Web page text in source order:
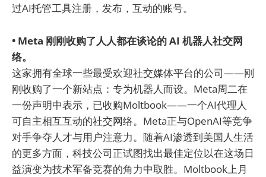
过AI托管工具注册，发布，互动的账号。
• Meta 刚刚收购了人人都在谈论的 AI 机器人社交网
络。
这家拥有全球一些最受欢迎社交媒体平台的公司——刚
刚收购了一个新站点：专为机器人而设。Meta周二在
一份声明中表示，已收购Moltbook——一个AI代理人
可自主相互互动的社交网络。Meta正与OpenAI等竞争
对手争夺人才与用户注意力。随着AI渗透到美国人生活
的更多方面，科技公司正试图找出最佳定位以在这场日
益演变为技术军备竞赛的角力中取胜。Moltbook上月